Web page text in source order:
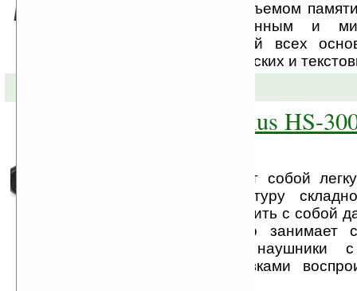
Treelogic TL-214 (с объемом
выделяется современным и
дизайном, поддержкой всех
аудио, видео, графических и
Гарнитура Genius HS-
Новинка представляет собой
120 граммов) гарнитуру
Устройство можно возить с собой
сложенном виде оно занимает
места. Накладные наушники
динамическими головками